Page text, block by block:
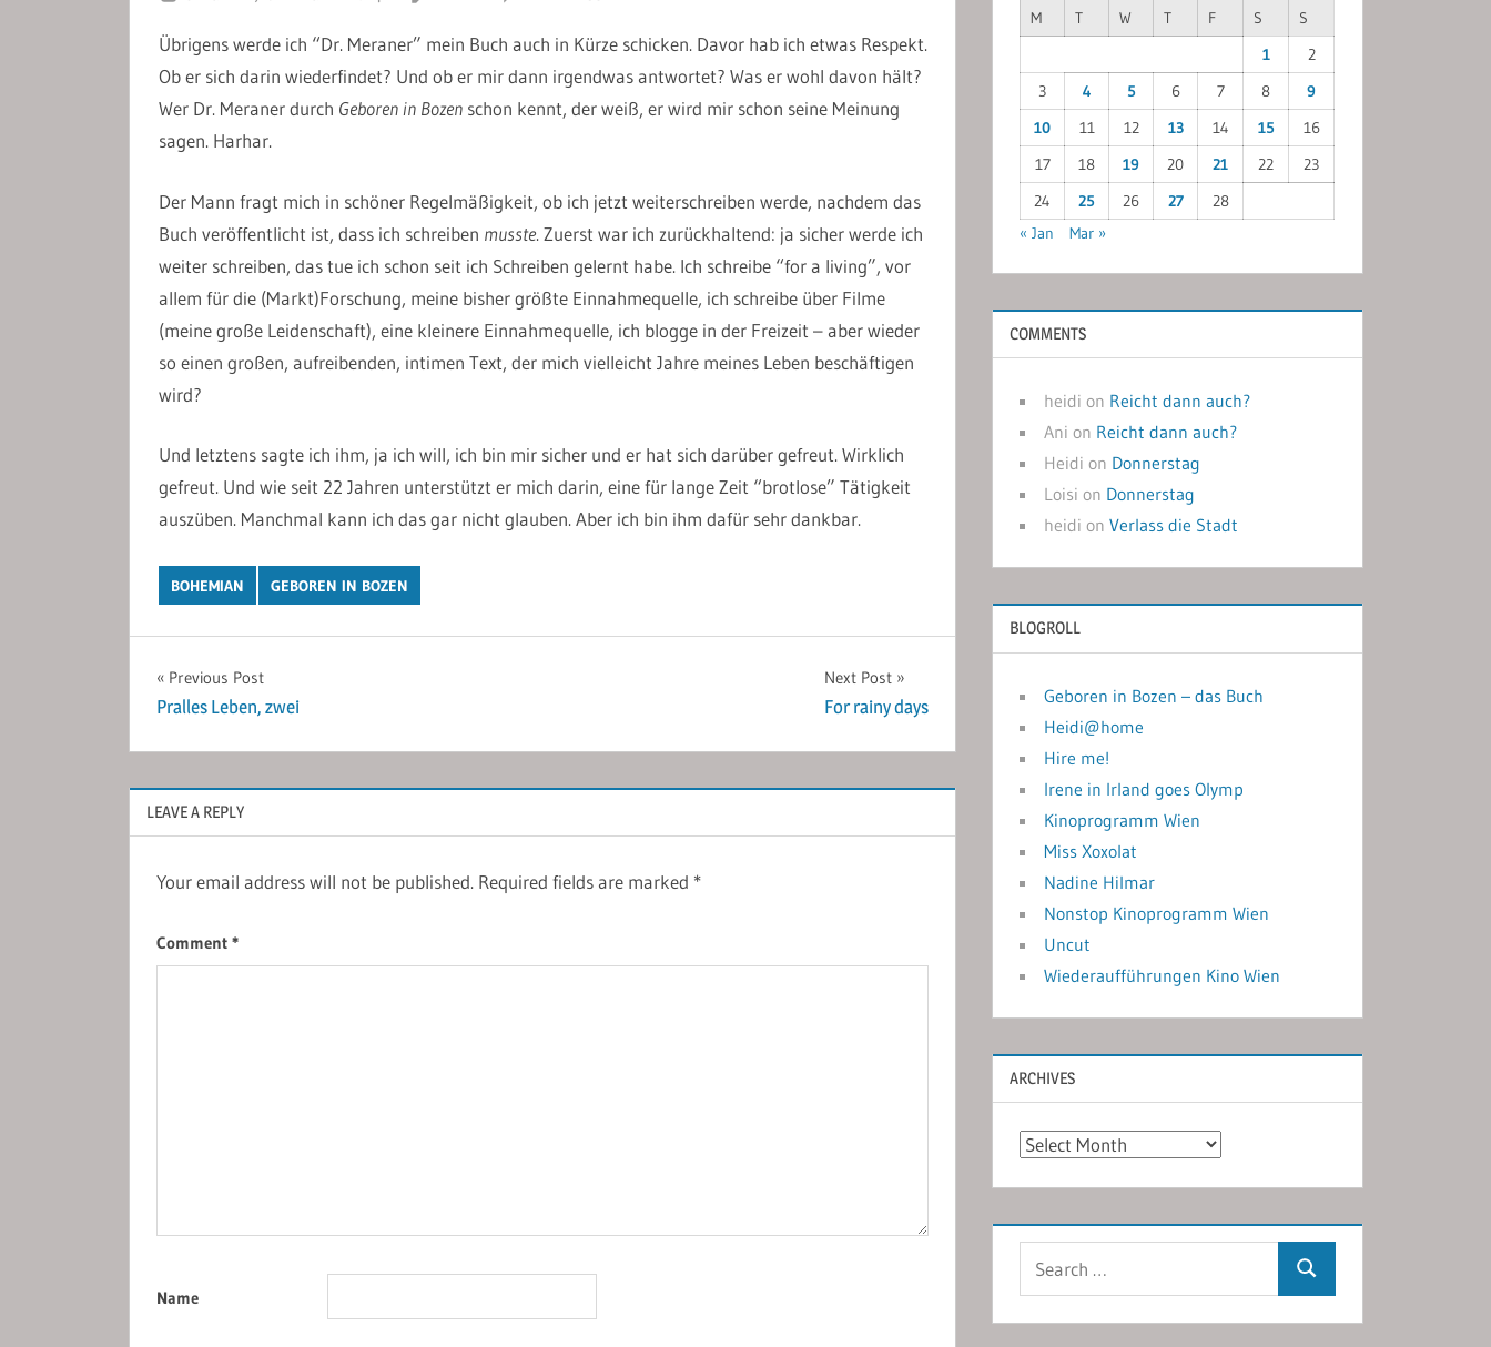
Übrigens werde ich “Dr. Meraner” mein Buch auch in Kürze schicken. Davor hab ich etwas Respekt.
Ob er sich darin wiederfindet? Und ob er mir dann irgendwas antwortet? Was er wohl davon hält?
Wer Dr. Meraner durch Geboren in Bozenschon kennt, der weiß, er wird mir schon seine Meinung
sagen. Harhar.
Der Mann fragt mich in schöner Regelmäßigkeit, ob ich jetzt weiterschreiben werde, nachdem das
Buch veröffentlicht ist, dass ich schreiben musste. Zuerst war ich zurückhaltend: ja sicher werde ich
weiter schreiben, das tue ich schon seit ich Schreiben gelernt habe. Ich schreibe “for a living”, vor
allem für die (Markt)Forschung, meine bisher größte Einnahmequelle, ich schreibe über Filme
(meine große Leidenschaft), eine kleinere Einnahmequelle, ich blogge in der Freizeit – aber wieder
so einen großen, aufreibenden, intimen Text, der mich vielleicht Jahre meines Leben beschäftigen
wird?
Und letztens sagte ich ihm, ja ich will, ich bin mir sicher und er hat sich darüber gefreut. Wirklich
gefreut. Und wie seit 22 Jahren unterstützt er mich darin, eine für lange Zeit “brotlose” Tätigkeit
auszüben. Manchmal kann ich das gar nicht glauben. Aber ich bin ihm dafür sehr dankbar.
BOHEMIAN GEBOREN IN BOZEN
Post
navigation
Previous Post
Pralles Leben, zwei
Next Post
For rainy days
LEAVE A REPLY
Your email address will not be published. Required fields are marked *
Comment *
Name
M T W T F S
S
1
2
3
4 5 6 7 8
9
10
11 12 13 14 15
16
17
18 19 20 21 22
23
24
25 26 27
28
« Jan
Mar »
COMMENTS
heidi on Reicht dann auch?
Ani on Reicht dann auch?
Heidi on Donnerstag
Loisi on Donnerstag
heidi onVerlass die Stadt
BLOGROLL
Geboren in Bozen – das Buch
Heidi@home
Hire me!
Irene in Irland goes Olymp
Kinoprogramm Wien
Miss Xoxolat
Nadine Hilmar
Nonstop Kinoprogramm Wien
Uncut
Wiederaufführungen Kino Wien
ARCHIVES
Archives
Search